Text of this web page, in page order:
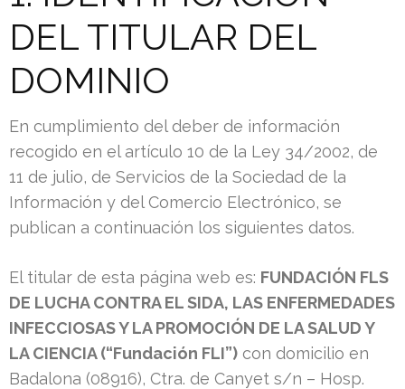
DEL TITULAR DEL
DOMINIO
En cumplimiento del deber de información
recogido en el artículo 10 de la Ley 34/2002, de
11 de julio, de Servicios de la Sociedad de la
Información y del Comercio Electrónico, se
publican a continuación los siguientes datos.
El titular de esta página web es: FUNDACIÓN FLS
DE LUCHA CONTRA EL SIDA, LAS ENFERMEDADES
INFECCIOSAS Y LA PROMOCIÓN DE LA SALUD Y
LA CIENCIA (“Fundación FLI”) con domicilio en
Badalona (08916), Ctra. de Canyet s/n – Hosp.